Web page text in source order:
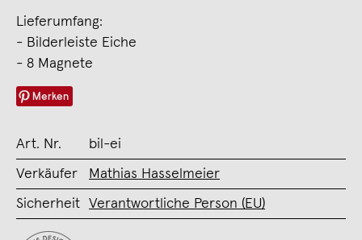
Lieferumfang:
- Bilderleiste Eiche
- 8 Magnete
Merken
Art. Nr. bil-ei
Verkäufer Mathias Hasselmeier
Sicherheit Verantwortliche Person (EU)